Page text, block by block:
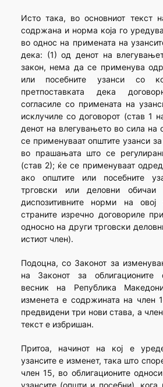
Исто така, во основниот текст
содржана и норма која го
во однос на примената на
дека: (1) од денот на
закон, нема да се применува
или посебните узанси со
претпоставката дека
согласиле со примената на
исклучиле со договорот (став 1
денот на влегувањето во сила на
се применуваат општите узанси
во прашањата што се
(став 2); ќе се применуваат
ако општите или посебните
трговски или деловни
диспозитивните норми на
страните изречно договориле
односно на други трговски
истиот член).
Подоцна, со Законот за
на Законот за облигационите
весник на Република
изменета е содржината на член
предвидени три нови става, а
текст е избришан.
Притоа, начинот на кој е
узансите е изменет, така што
член 15, во облигационите